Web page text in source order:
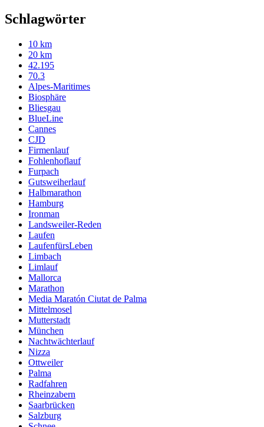
Schlagwörter
10 km
20 km
42.195
70.3
Alpes-Maritimes
Biosphäre
Bliesgau
BlueLine
Cannes
CJD
Firmenlauf
Fohlenhoflauf
Furpach
Gutsweiherlauf
Halbmarathon
Hamburg
Ironman
Landsweiler-Reden
Laufen
LaufenfürsLeben
Limbach
Limlauf
Mallorca
Marathon
Media Maratón Ciutat de Palma
Mittelmosel
Mutterstadt
München
Nachtwächterlauf
Nizza
Ottweiler
Palma
Radfahren
Rheinzabern
Saarbrücken
Salzburg